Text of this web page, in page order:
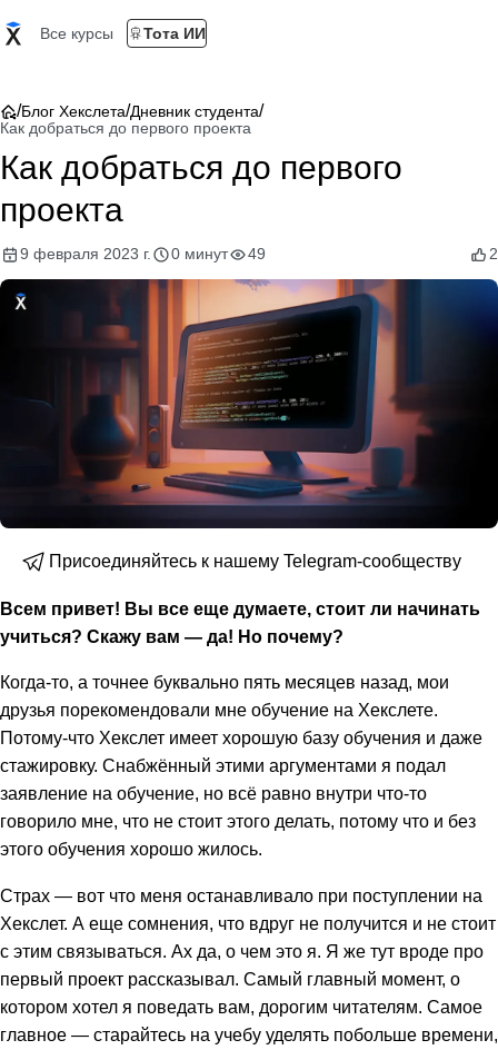
Все курсы Тота ИИ
/Блог Хекслета/Дневник студента/
Как добраться до первого проекта
Как добраться до первого
проекта
9 февраля 2023 г. 0 минут 49 2
Присоединяйтесь к нашему Telegram-сообществу
Всем привет! Вы все еще думаете, стоит ли начинать
учиться? Скажу вам — да! Но почему?
Когда-то, а точнее буквально пять месяцев назад, мои
друзья порекомендовали мне обучение на Хекслете.
Потому-что Хекслет имеет хорошую базу обучения и даже
стажировку. Снабжённый этими аргументами я подал
заявление на обучение, но всё равно внутри что-то
говорило мне, что не стоит этого делать, потому что и без
этого обучения хорошо жилось.
Страх — вот что меня останавливало при поступлении на
Хекслет. А еще сомнения, что вдруг не получится и не стоит
с этим связываться. Ах да, о чем это я. Я же тут вроде про
первый проект рассказывал. Самый главный момент, о
котором хотел я поведать вам, дорогим читателям. Самое
главное — старайтесь на учебу уделять побольше времени,